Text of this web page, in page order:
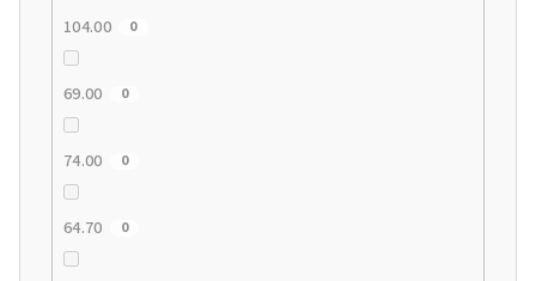
104.00 0
69.00 0
74.00 0
64.70 0